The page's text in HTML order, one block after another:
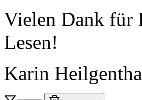
Vielen Dank für
Lesen!
Karin